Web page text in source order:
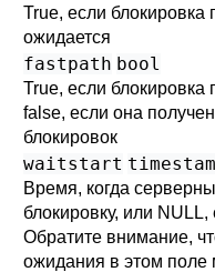
True, если блокировка
ожидается
fastpath bool
True, если блокировка
false, если она
блокировок
waitstart
Время, когда
блокировку, или
Обратите внимание,
ожидания в этом поле